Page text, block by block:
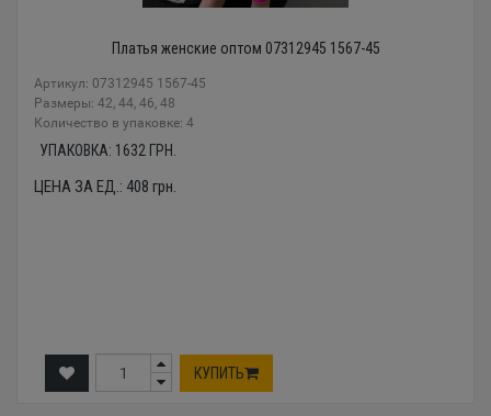
Платья женские оптом 07312945 1567-45
Артикул: 07312945 1567-45
Размеры: 42, 44, 46, 48
Количество в упаковке: 4
УПАКОВКА: 1632 ГРН.
ЦЕНА ЗА ЕД.: 408 грн.
КУПИТЬ